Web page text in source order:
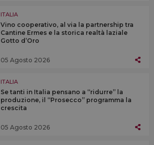
ITALIA
Vino cooperativo, al via la partnership tra
Cantine Ermes e la storica realtà laziale
Gotto d’Oro
05 Agosto 2026
ITALIA
Se tanti in Italia pensano a “ridurre” la
produzione, il “Prosecco” programma la
crescita
05 Agosto 2026